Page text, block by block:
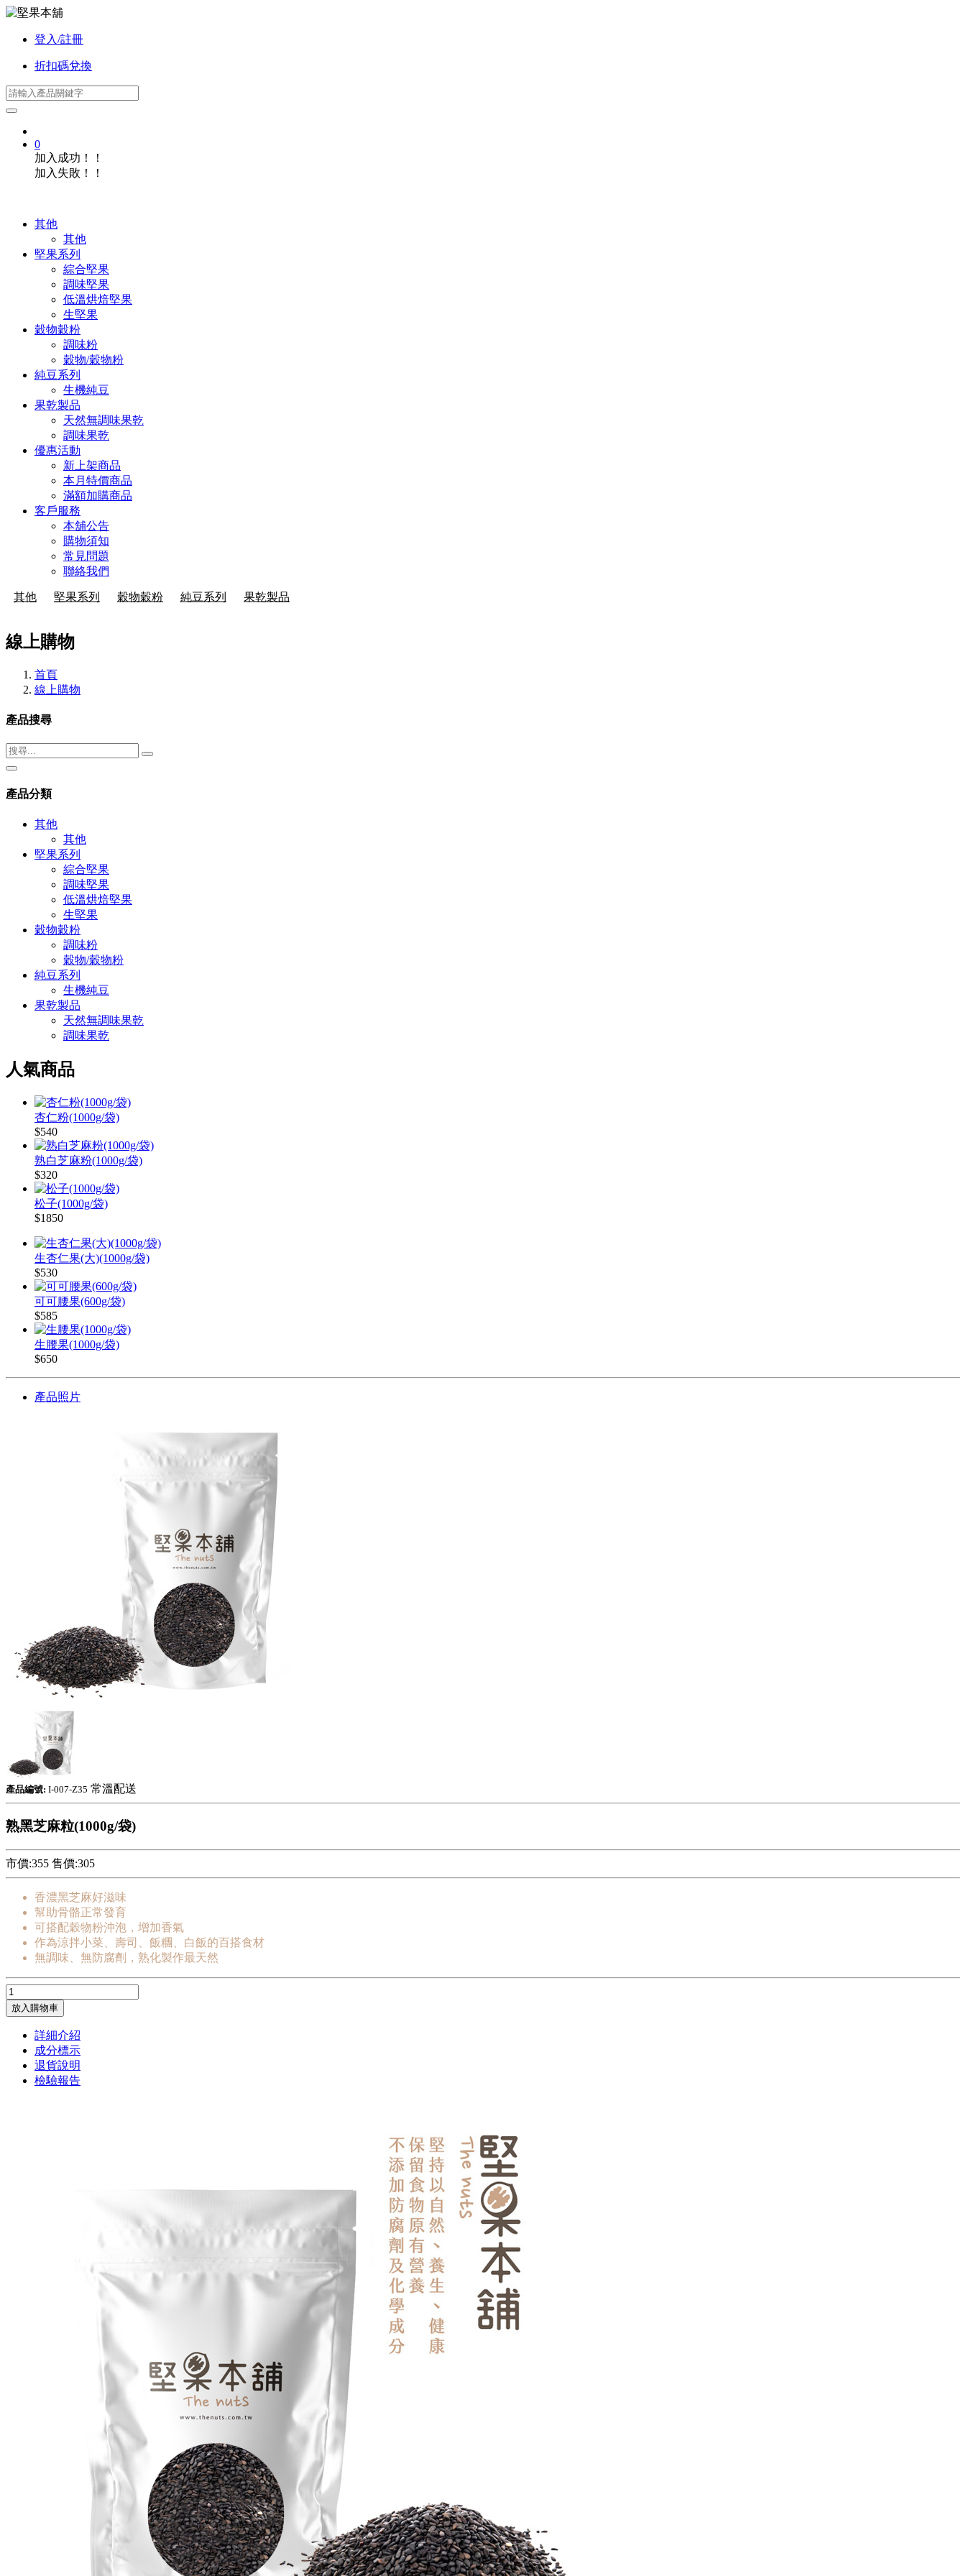
登入/註冊
折扣碼兌換
0
加入成功！！
加入失敗！！
其他
其他
堅果系列
綜合堅果
調味堅果
低溫烘焙堅果
生堅果
穀物穀粉
調味粉
穀物/穀物粉
純豆系列
生機純豆
果乾製品
天然無調味果乾
調味果乾
優惠活動
新上架商品
本月特價商品
滿額加購商品
客戶服務
本舖公告
購物須知
常見問題
聯絡我們
其他 堅果系列 穀物穀粉 純豆系列 果乾製品
線上購物
首頁
線上購物
產品搜尋
產品分類
其他
其他
堅果系列
綜合堅果
調味堅果
低溫烘焙堅果
生堅果
穀物穀粉
調味粉
穀物/穀物粉
純豆系列
生機純豆
果乾製品
天然無調味果乾
調味果乾
人氣商品
杏仁粉(1000g/袋)
$540
熟白芝麻粉(1000g/袋)
$320
松子(1000g/袋)
$1850
生杏仁果(大)(1000g/袋)
$530
可可腰果(600g/袋)
$585
生腰果(1000g/袋)
$650
產品照片
產品編號: I-007-Z35 常溫配送
熟黑芝麻粒(1000g/袋)
市價:355 售價:305
香濃黑芝麻好滋味
幫助骨骼正常發育
可搭配穀物粉沖泡，增加香氣
作為涼拌小菜、壽司、飯糰、白飯的百搭食材
無調味、無防腐劑，熟化製作最天然
放入購物車
詳細介紹
成分標示
退貨說明
檢驗報告